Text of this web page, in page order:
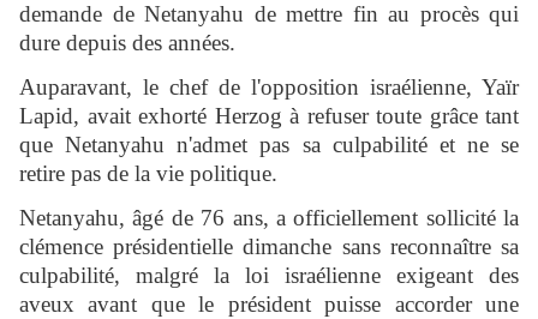
demande de Netanyahu de mettre fin au procès qui
dure depuis des années.
Auparavant, le chef de l'opposition israélienne, Yaïr
Lapid, avait exhorté Herzog à refuser toute grâce tant
que Netanyahu n'admet pas sa culpabilité et ne se
retire pas de la vie politique.
Netanyahu, âgé de 76 ans, a officiellement sollicité la
clémence présidentielle dimanche sans reconnaître sa
culpabilité, malgré la loi israélienne exigeant des
aveux avant que le président puisse accorder une